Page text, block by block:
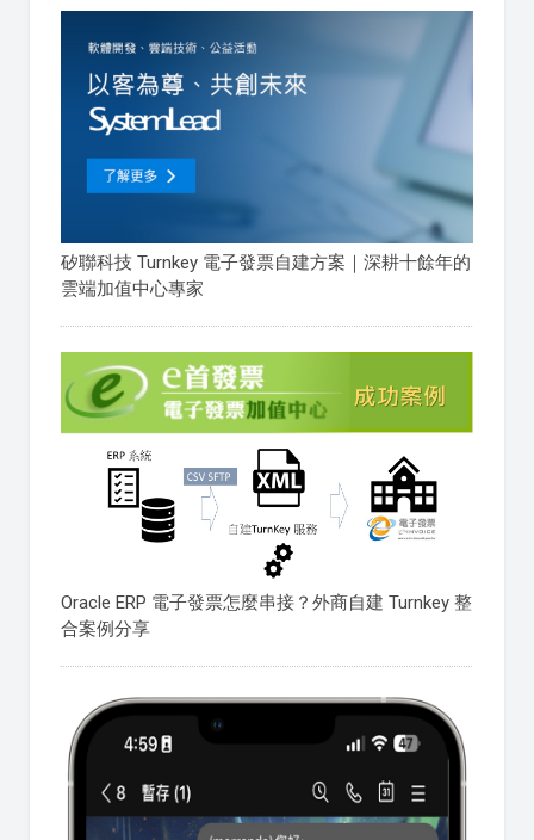
矽聯科技 Turnkey 電子發票自建方案｜深耕十餘年的
雲端加值中心專家
Oracle ERP 電子發票怎麼串接？外商自建 Turnkey 整
合案例分享